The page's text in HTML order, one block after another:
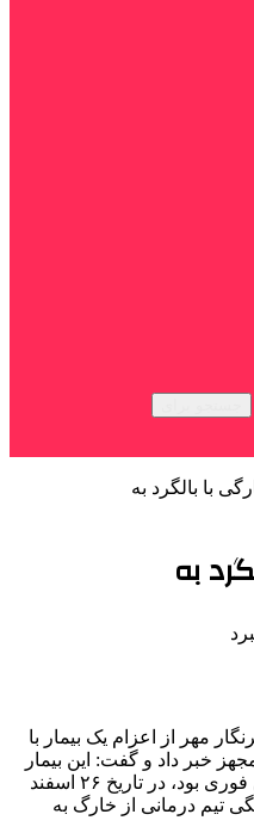
با بالگرد به
به
مهر از اعزام یک بیمار با
خبر داد و گفت: این بیمار
که بر اثر ضربه مغزی نیازمند انتقال فوری بود، در تاریخ ۲۶ اسفند
خارگ به